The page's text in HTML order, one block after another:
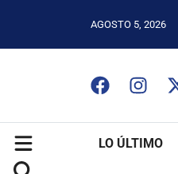
AGOSTO 5, 2026
LO ÚLTIMO